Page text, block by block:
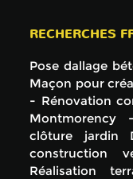
RECHERCHES
Pose dallage
Maçon pour
Rénovation
Montmorency
clôture jardin
construction
Réalisation